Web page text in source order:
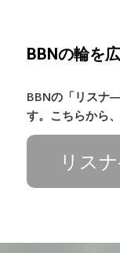
BBNの輪を
BBNの「リスナ
す。こちらから
リス